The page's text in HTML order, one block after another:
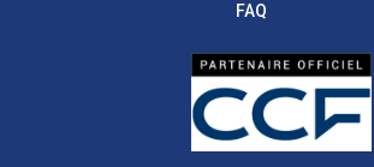
FAQ